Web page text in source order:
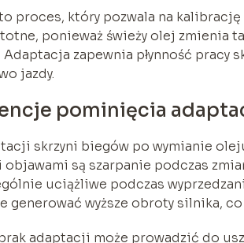
proces, który pozwala na
ponieważ świeży olej zmienia
Adaptacja zapewnia płynność
jazdy.
pominięcia
skrzyni biegów po wymianie
są szarpanie podczas
uciążliwe podczas
generować wyższe obroty silnika,
adaptacji może prowadzić do